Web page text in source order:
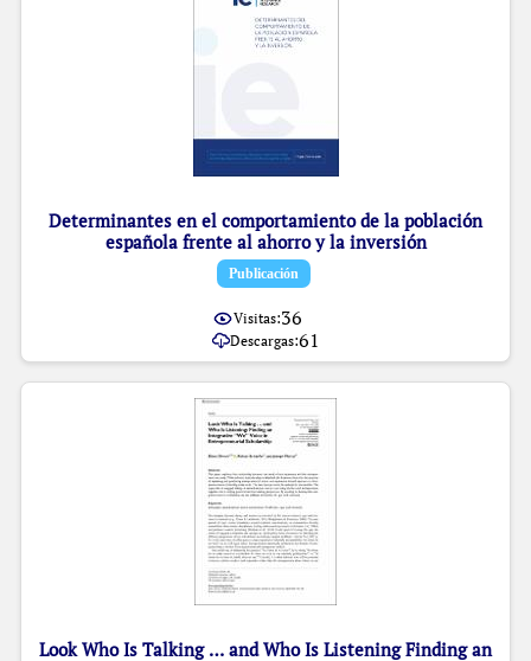
Determinantes en el comportamiento de la población
española frente al ahorro y la inversión
Item type:
Publicación,
Visitas:36
Descargas:61
Look Who Is Talking … and Who Is Listening Finding an